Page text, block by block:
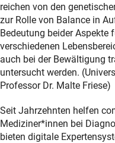
reichen von den
zur Rolle von Balance in
Bedeutung beider Aspekte
verschiedenen
auch bei der Bewältigung
untersucht werden.
Professor Dr. Malte Friese)
Seit Jahrzehnten helfen
Mediziner*innen bei
bieten digitale